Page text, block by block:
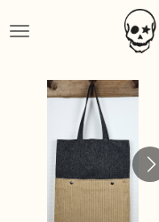
direct
hoofdinhoud